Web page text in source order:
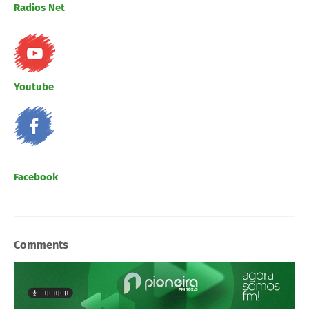
Radios Net
Youtube
Facebook
Comments